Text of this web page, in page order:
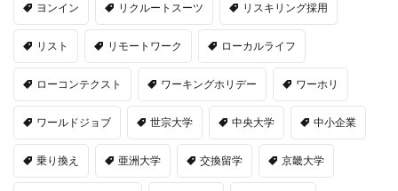
ヨンイン リクルートスーツ リスキリング採用
リスト リモートワーク ローカルライフ
ローコンテクスト ワーキングホリデー ワーホリ
ワールドジョブ 世宗大学 中央大学 中小企業
乗り換え 亜洲大学 交換留学 京畿大学